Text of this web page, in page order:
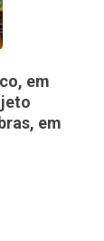
em
em